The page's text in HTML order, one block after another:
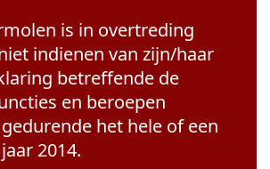
is in overtreding
indienen van zijn/haar
betreffende de
en beroepen
het hele of een
2014.